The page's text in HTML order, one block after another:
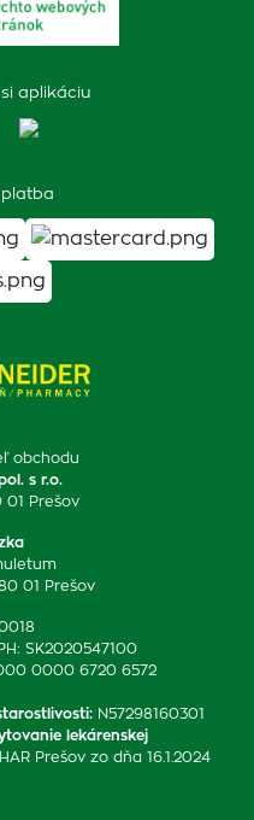
obchodu
s r.o.
01 Prešov
01 Prešov
SK2020547100
0000 6720 6572
: N57298160301
lekárenskej
Prešov zo dňa 16.1.2024
aplikáciu
platba